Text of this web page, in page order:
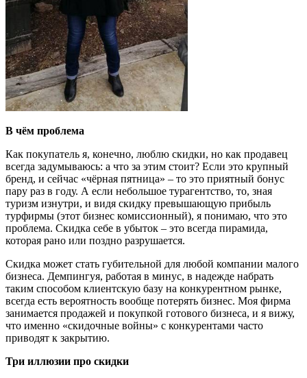
В чём проблема
Как покупатель я, конечно, люблю скидки, но как продавец
всегда задумываюсь: а что за этим стоит? Если это крупный
бренд, и сейчас «чёрная пятница» – то это приятный бонус
пару раз в году. А если небольшое турагентство, то, зная
туризм изнутри, и видя скидку превышающую прибыль
турфирмы (этот бизнес комиссионный), я понимаю, что это
проблема. Скидка себе в убыток – это всегда пирамида,
которая рано или поздно разрушается.
Скидка может стать губительной для любой компании малого
бизнеса. Демпингуя, работая в минус, в надежде набрать
таким способом клиентскую базу на конкурентном рынке,
всегда есть вероятность вообще потерять бизнес. Моя фирма
занимается продажей и покупкой готового бизнеса, и я вижу,
что именно «скидочные войны» с конкурентами часто
приводят к закрытию.
Три иллюзии про скидки